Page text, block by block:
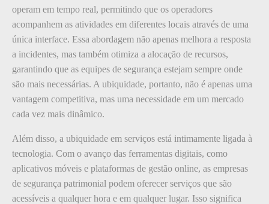
operam em tempo real, permitindo que os operadores
acompanhem as atividades em diferentes locais através de uma
única interface. Essa abordagem não apenas melhora a resposta
a incidentes, mas também otimiza a alocação de recursos,
garantindo que as equipes de segurança estejam sempre onde
são mais necessárias. A ubiquidade, portanto, não é apenas uma
vantagem competitiva, mas uma necessidade em um mercado
cada vez mais dinâmico.
Além disso, a ubiquidade em serviços está intimamente ligada à
tecnologia. Com o avanço das ferramentas digitais, como
aplicativos móveis e plataformas de gestão online, as empresas
de segurança patrimonial podem oferecer serviços que são
acessíveis a qualquer hora e em qualquer lugar. Isso significa